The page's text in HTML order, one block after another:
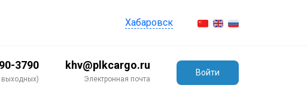
Хабаровск
3790
выходных)
khv@plkcargo.ru
Электронная почта
Войти